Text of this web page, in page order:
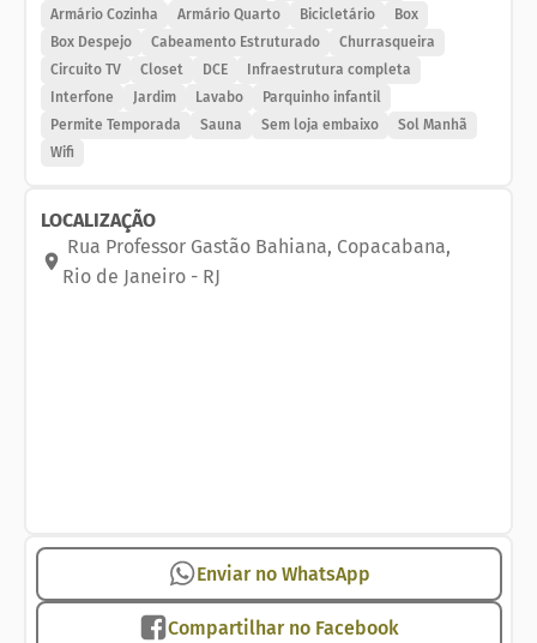
pong, etc), jardins e acessibilidade para
cadeirantes (inclusive na piscina). Localização
privilegiada, acesso a pé para Lagoa, Copacabana e
Ipanema, 2 metrôs a 5 min de caminhada (General
Osorio saída Lagoa e Cantagalo).
Código do imóvel: 6696
#aluguelcopaabana #imobiliariarj
#apartamentoriodejaneiro
#apartamentocopacabana
Armário Cozinha
Armário Quarto Bicicletário
Box
Box Despejo
Cabeamento Estruturado
Churrasqueira
Circuito TV
Closet DCE
Infraestrutura completa
Interfone
Jardim Lavabo
Parquinho infantil
Permite Temporada
Sauna Sem loja embaixo
Sol Manhã
Wifi
LOCALIZAÇÃO
Rua Professor Gastão Bahiana, Copacabana,
Rio de Janeiro- RJ
Enviar no WhatsApp
Compartilhar no Facebook